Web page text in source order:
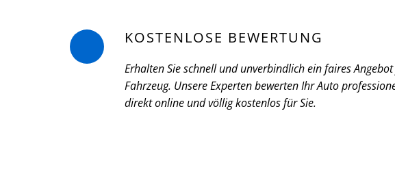
KOSTENLOSE BEWERTUNG
Erhalten Sie schnell und unverbindlich ein faires
Fahrzeug. Unsere Experten bewerten Ihr Auto
direkt online und völlig kostenlos für Sie.